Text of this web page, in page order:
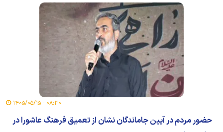
۰۸:۳۰ - ۱۴۰۵/۰۵/۱۵
حضور مردم در آیین جاماندگان نشان از تعمیق فرهنگ عاشورا در